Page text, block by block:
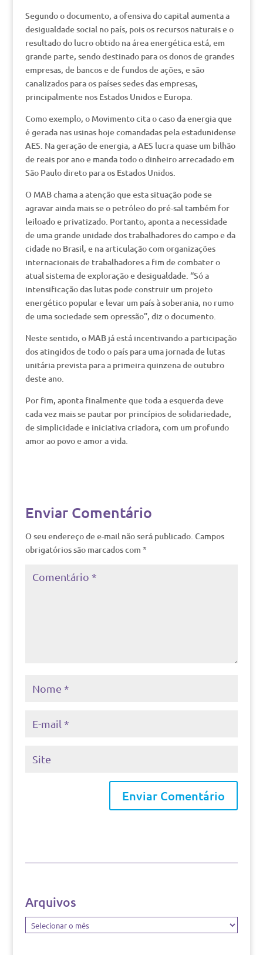
Segundo o documento, a ofensiva do capital aumenta a
desigualdade social no país, pois os recursos naturais e o
resultado do lucro obtido na área energética está, em
grande parte, sendo destinado para os donos de grandes
empresas, de bancos e de fundos de ações, e são
canalizados para os países sedes das empresas,
principalmente nos Estados Unidos e Europa.
Como exemplo, o Movimento cita o caso da energia que
é gerada nas usinas hoje comandadas pela estadunidense
AES. Na geração de energia, a AES lucra quase um bilhão
de reais por ano e manda todo o dinheiro arrecadado em
São Paulo direto para os Estados Unidos.
O MAB chama a atenção que esta situação pode se
agravar ainda mais se o petróleo do pré-sal também for
leiloado e privatizado. Portanto, aponta a necessidade
de uma grande unidade dos trabalhadores do campo e da
cidade no Brasil, e na articulação com organizações
internacionais de trabalhadores a fim de combater o
atual sistema de exploração e desigualdade. “Só a
intensificação das lutas pode construir um projeto
energético popular e levar um país à soberania, no rumo
de uma sociedade sem opressão”, diz o documento.
Neste sentido, o MAB já está incentivando a participação
dos atingidos de todo o país para uma jornada de lutas
unitária prevista para a primeira quinzena de outubro
deste ano.
Por fim, aponta finalmente que toda a esquerda deve
cada vez mais se pautar por princípios de solidariedade,
de simplicidade e iniciativa criadora, com um profundo
amor ao povo e amor a vida.
Enviar Comentário
O seu endereço de e-mail não será publicado. Campos
obrigatórios são marcados com *
Arquivos
Arquivos